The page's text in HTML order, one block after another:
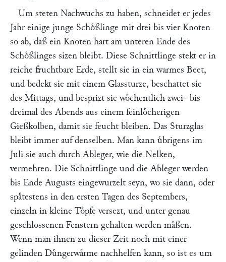
Um steten Nachwuchs zu haben, schneidet er jedes
Jahr einige junge Schoͤßlinge mit drei bis vier Knoten
so ab, daß ein Knoten hart am unteren Ende des
Schoͤßlinges sizen bleibt. Diese Schnittlinge stekt er in
reiche fruchtbare Erde, stellt sie in ein warmes Beet,
und bedekt sie mit einem Glassturze, beschattet sie
des Mittags, und besprizt sie woͤchentlich zwei- bis
dreimal des Abends aus einem feinloͤcherigen
Gießkolben, damit sie feucht bleiben. Das Sturzglas
bleibt immer auf denselben. Man kann uͤbrigens im
Juli sie auch durch Ableger, wie die Nelken,
vermehren. Die Schnittlinge und die Ableger werden
bis Ende Augusts eingewurzelt seyn, wo sie dann, oder
spaͤtestens in den ersten Tagen des Septembers,
einzeln in kleine Toͤpfe versezt, und unter genau
geschlossenen Fenstern gehalten werden maͤßen.
Wenn man ihnen zu dieser Zeit noch mit einer
gelinden Duͤngerwaͤrme nachhelfen kann, so ist es um